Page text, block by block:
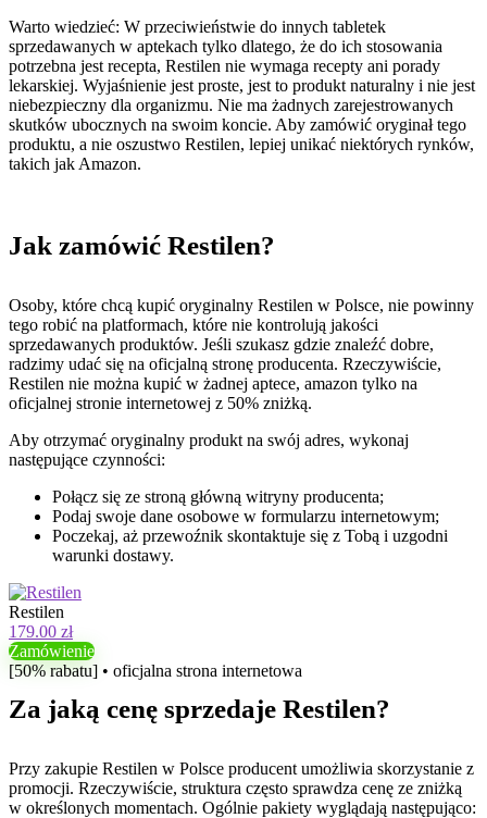
Warto wiedzieć: W przeciwieństwie do innych tabletek
sprzedawanych w aptekach tylko dlatego, że do ich stosowania
potrzebna jest recepta, Restilen nie wymaga recepty ani porady
lekarskiej. Wyjaśnienie jest proste, jest to produkt naturalny i nie jest
niebezpieczny dla organizmu. Nie ma żadnych zarejestrowanych
skutków ubocznych na swoim koncie. Aby zamówić oryginał tego
produktu, a nie oszustwo Restilen, lepiej unikać niektórych rynków,
takich jak Amazon.
Jak zamówić Restilen?
Osoby, które chcą kupić oryginalny Restilen w Polsce, nie powinny
tego robić na platformach, które nie kontrolują jakości
sprzedawanych produktów. Jeśli szukasz gdzie znaleźć dobre,
radzimy udać się na oficjalną stronę producenta. Rzeczywiście,
Restilen nie można kupić w żadnej aptece, amazon tylko na
oficjalnej stronie internetowej z 50% zniżką.
Aby otrzymać oryginalny produkt na swój adres, wykonaj
następujące czynności:
Połącz się ze stroną główną witryny producenta;
Podaj swoje dane osobowe w formularzu internetowym;
Poczekaj, aż przewoźnik skontaktuje się z Tobą i uzgodni
warunki dostawy.
Restilen
179.00 zł
Zamówienie
[50% rabatu] • oficjalna strona internetowa
Za jaką cenę sprzedaje Restilen?
Przy zakupie Restilen w Polsce producent umożliwia skorzystanie z
promocji. Rzeczywiście, struktura często sprawdza cenę ze zniżką
w określonych momentach. Ogólnie pakiety wyglądają następująco: